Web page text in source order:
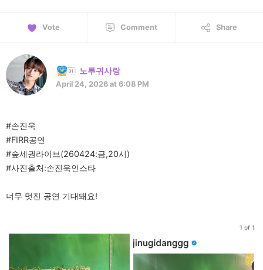
Vote Comment Share
노루귀사랑
April 24, 2026 at 6:08 PM
#손진욱
#FIRR공연
#숲세권라이브(260424:금,20시)
#사진출처:손진욱인스타
너무 멋진 공연 기대돼요!
1 of 1